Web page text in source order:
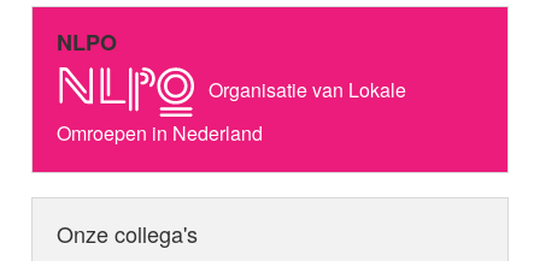
NLPO
Organisatie van Lokale
Omroepen in Nederland
Onze collega's